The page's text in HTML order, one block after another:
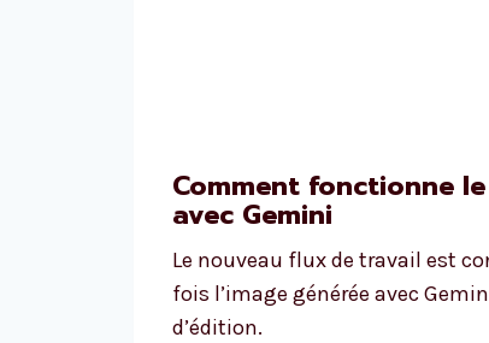
Comment fonctionne
avec Gemini
Le nouveau flux de travail est
fois l’image générée avec
d’édition.